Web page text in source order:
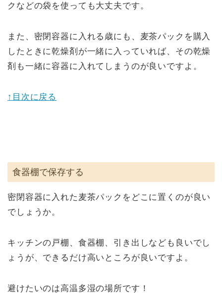
クなどの袋を使っても大丈夫です。
また、密閉容器に入れる歳にも、麦茶パックを購入
したときに乾燥剤が一緒に入っていれば、その乾燥
剤も一緒に容器に入れてしまうのが良いですよ。
↑目次に戻る
食器棚で保存する
密閉容器に入れた麦茶パックをどこに置くのが良い
でしょうか。
キッチンの戸棚、食器棚、引き出しなども良いでし
ょうが、できるだけ高いところが良いですよ。
避けたいのは高温多湿の場所です！